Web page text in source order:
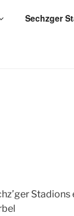
Sechzger
Stadions